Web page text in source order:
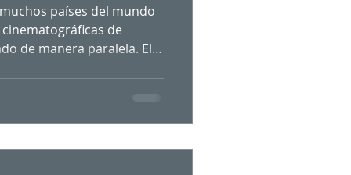
países del mundo
de
de manera paralela. El
resume el contenido de